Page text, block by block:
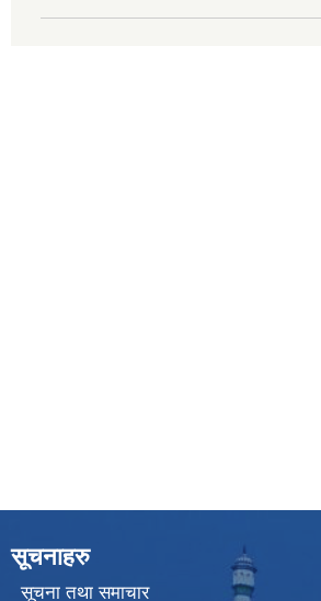
सूचनाहरु
सूचना तथा समाचार